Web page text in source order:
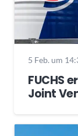
5 Feb. um
FUCHS
Joint